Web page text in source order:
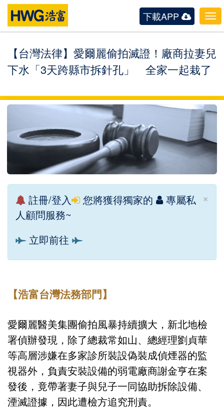
下載APP
【台灣法律】愛爾麗偷拍滅證！廠商拉妻兒
下水「3天跨縣市拆針孔」 全家一起栽了
×
註冊/登入 您將獲得獨家的
專屬私
人顧問服務~
立即前往
【浩富台灣法務部門】
愛爾麗醫美集團偷拍風暴持續擴大，新北地檢
署偵辦發現，除了總裁常如山、總經理劉貞華
等高層涉嫌在多家診所裝設偽裝成偵煙器的監
視器外，負責安裝設備的弱電廠商謝金亨在案
發後，竟帶著妻子與兒子一同協助拆除設備、
湮滅證據，因此遭檢方追究刑責。